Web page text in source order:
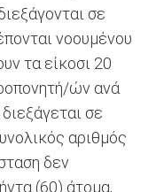
σε
νοουμένου
τα είκοσι 20
ών ανά
σε
αριθμός
δεν
(60) άτομα,